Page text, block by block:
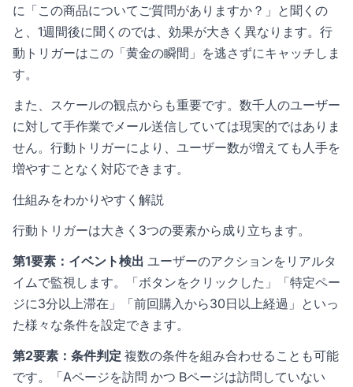
に「この商品についてご質問がありますか？」と聞くの
と、1週間後に聞くのでは、効果が大きく異なります。行
動トリガーはこの「黄金の瞬間」を逃さずにキャッチしま
す。
また、スケールの観点からも重要です。数千人のユーザー
に対して手作業でメール送信していては現実的ではありま
せん。行動トリガーにより、ユーザー数が増えても人手を
増やすことなく対応できます。
仕組みをわかりやすく解説
行動トリガーは大きく3つの要素から成り立ちます。
第1要素：イベント検出 ユーザーのアクションをリアルタ
イムで監視します。「ボタンをクリックした」「特定ペー
ジに3分以上滞在」「前回購入から30日以上経過」といっ
た様々な条件を設定できます。
第2要素：条件判定 複数の条件を組み合わせることも可能
です。「Aページを訪問 かつ Bページは訪問していない